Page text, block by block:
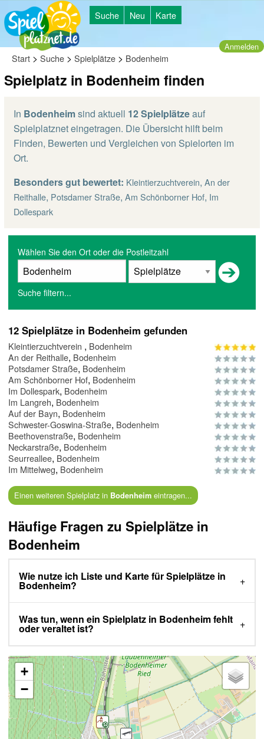
Suche Neu Karte
Anmelden
Start > Suche > Spielplätze > Bodenheim
Spielplatz in Bodenheim finden
In Bodenheimsind aktuell 12 Spielplätzeauf
Spielplatznet eingetragen. Die Übersicht hilft beim
Finden, Bewerten und Vergleichen von Spielorten im
Ort.
Besonders gut bewertet: Kleintierzuchtverein, An der
Reithalle, Potsdamer Straße, Am Schönborner Hof, Im
Dollespark
Wählen Sie den Ort oder die Postleitzahl
Suche filtern...
12 Spielplätze in Bodenheim gefunden
Kleintierzuchtverein , Bodenheim
An der Reithalle, Bodenheim
Potsdamer Straße, Bodenheim
Am Schönborner Hof, Bodenheim
Im Dollespark, Bodenheim
Im Langreh, Bodenheim
Auf der Bayn, Bodenheim
Schwester-Goswina-Straße, Bodenheim
Beethovenstraße, Bodenheim
Neckarstraße, Bodenheim
Seurreallee, Bodenheim
Im Mittelweg, Bodenheim
Einen weiteren Spielplatz in Bodenheimeintragen...
Häufige Fragen zu Spielplätze in
Bodenheim
Wie nutze ich Liste und Karte für Spielplätze in
Bodenheim?
Was tun, wenn ein Spielplatz in Bodenheim fehlt
oder veraltet ist?
+
−